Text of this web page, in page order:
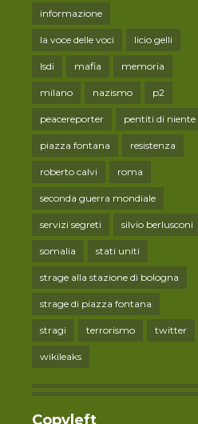
informazione
la voce delle voci licio gelli
lsdi mafia memoria
milano nazismo p2
peacereporter pentiti di niente
piazza fontana resistenza
roberto calvi roma
seconda guerra mondiale
servizi segreti silvio berlusconi
somalia stati uniti
strage alla stazione di bologna
strage di piazza fontana
stragi terrorismo twitter
wikileaks
Copyleft